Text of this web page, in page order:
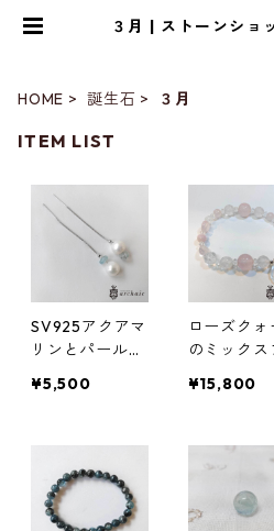
３月 | ストーンショ
HOME 誕生石 ３月
ITEM LIST
SV925アクアマ
リンとパールの
ス
¥5,500
ローズクォ
のミックス
¥15,800